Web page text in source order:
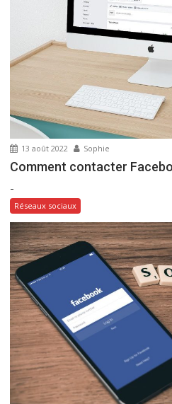
13 août 2022 Sophie
Comment contacter
-
Réseaux sociaux